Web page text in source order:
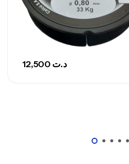
Cannes,Surfcasting
د.ت748,000
د.ت673,000
د.ت